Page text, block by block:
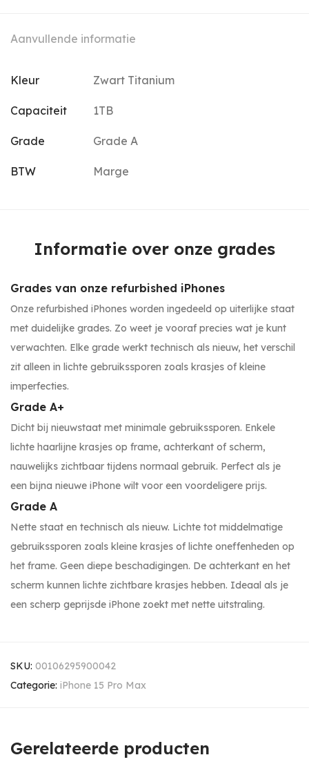
Aanvullende informatie
Kleur Zwart Titanium
Capaciteit 1TB
Grade Grade A
BTW Marge
Informatie over onze grades
Grades van onze refurbished iPhones
Onze refurbished iPhones worden ingedeeld op uiterlijke staat
met duidelijke grades. Zo weet je vooraf precies wat je kunt
verwachten. Elke grade werkt technisch als nieuw, het verschil
zit alleen in lichte gebruikssporen zoals krasjes of kleine
imperfecties.
Grade A+
Dicht bij nieuwstaat met minimale gebruikssporen. Enkele
lichte haarlijne krasjes op frame, achterkant of scherm,
nauwelijks zichtbaar tijdens normaal gebruik. Perfect als je
een bijna nieuwe iPhone wilt voor een voordeligere prijs.
Grade A
Nette staat en technisch als nieuw. Lichte tot middelmatige
gebruikssporen zoals kleine krasjes of lichte oneffenheden op
het frame. Geen diepe beschadigingen. De achterkant en het
scherm kunnen lichte zichtbare krasjes hebben. Ideaal als je
een scherp geprijsde iPhone zoekt met nette uitstraling.
SKU: 00106295900042
Categorie: iPhone 15 Pro Max
Gerelateerde producten